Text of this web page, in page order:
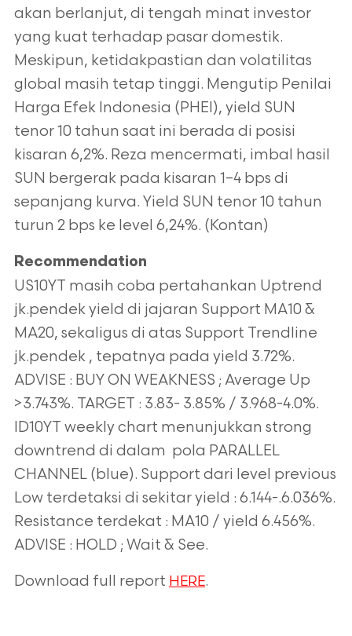
akan berlanjut, di tengah minat investor
yang kuat terhadap pasar domestik.
Meskipun, ketidakpastian dan volatilitas
global masih tetap tinggi. Mengutip Penilai
Harga Efek Indonesia (PHEI), yield SUN
tenor 10 tahun saat ini berada di posisi
kisaran 6,2%. Reza mencermati, imbal hasil
SUN bergerak pada kisaran 1–4 bps di
sepanjang kurva. Yield SUN tenor 10 tahun
turun 2 bps ke level 6,24%. (Kontan)
Recommendation
US10YT masih coba pertahankan Uptrend
jk.pendek yield di jajaran Support MA10 &
MA20, sekaligus di atas Support Trendline
jk.pendek , tepatnya pada yield 3.72%.
ADVISE : BUY ON WEAKNESS ; Average Up
>3.743%. TARGET : 3.83- 3.85% / 3.968-4.0%.
ID10YT weekly chart menunjukkan strong
downtrend di dalam pola PARALLEL
CHANNEL (blue). Support dari level previous
Low terdetaksi di sekitar yield : 6.144-.6.036%.
Resistance terdekat : MA10 / yield 6.456%.
ADVISE : HOLD ; Wait & See.
Download full report HERE.